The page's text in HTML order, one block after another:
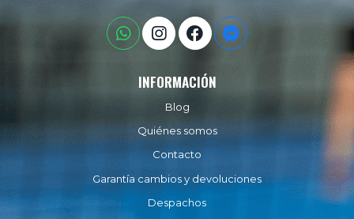
INFORMACIÓN
Blog
Quiénes somos
Contacto
Garantía cambios y devoluciones
Despachos